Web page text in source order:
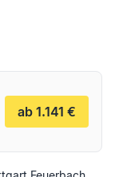
ab 1.141 €